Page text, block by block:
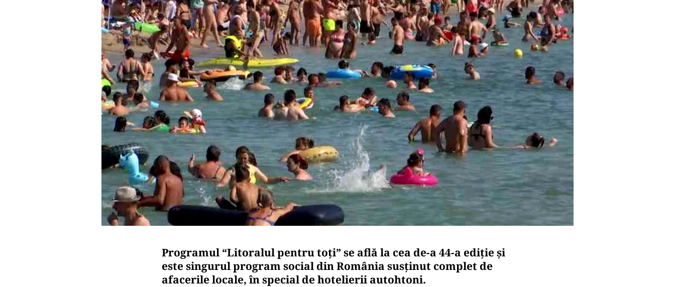
Programul “Litoralul pentru toți” se află la cea de-a 44-a ediție și
este singurul program social din România susținut complet de
afacerile locale, în special de hotelierii autohtoni.